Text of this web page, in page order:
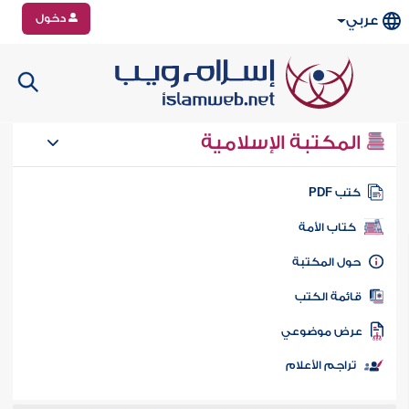
عربي دخول
المكتبة الإسلامية
كتب PDF
كتاب الأمة
المكتبة
الكتب
موضوعي